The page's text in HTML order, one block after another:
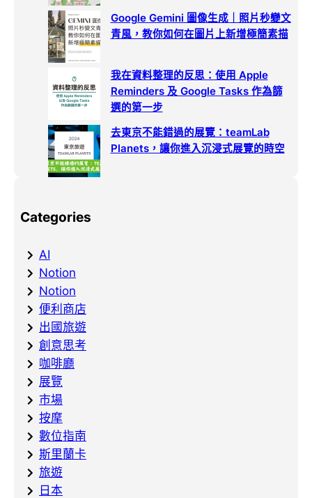
Google Gemini 圖像生成｜照片秒變文
青風，教你如何在圖片上新增極簡素描
我在資料整理的反思：使用 Apple
Reminders 及 Google Tasks 作為篩
選的第一步
去東京不能錯過的展覽：teamLab
Planets，讓你進入沉浸式展覽的時空
Categories
AI
Notion
Notion
便利商店
出國旅遊
創意思考
咖啡廳
展覽
市場
按摩
數位指南
斯里蘭卡
旅遊
日本